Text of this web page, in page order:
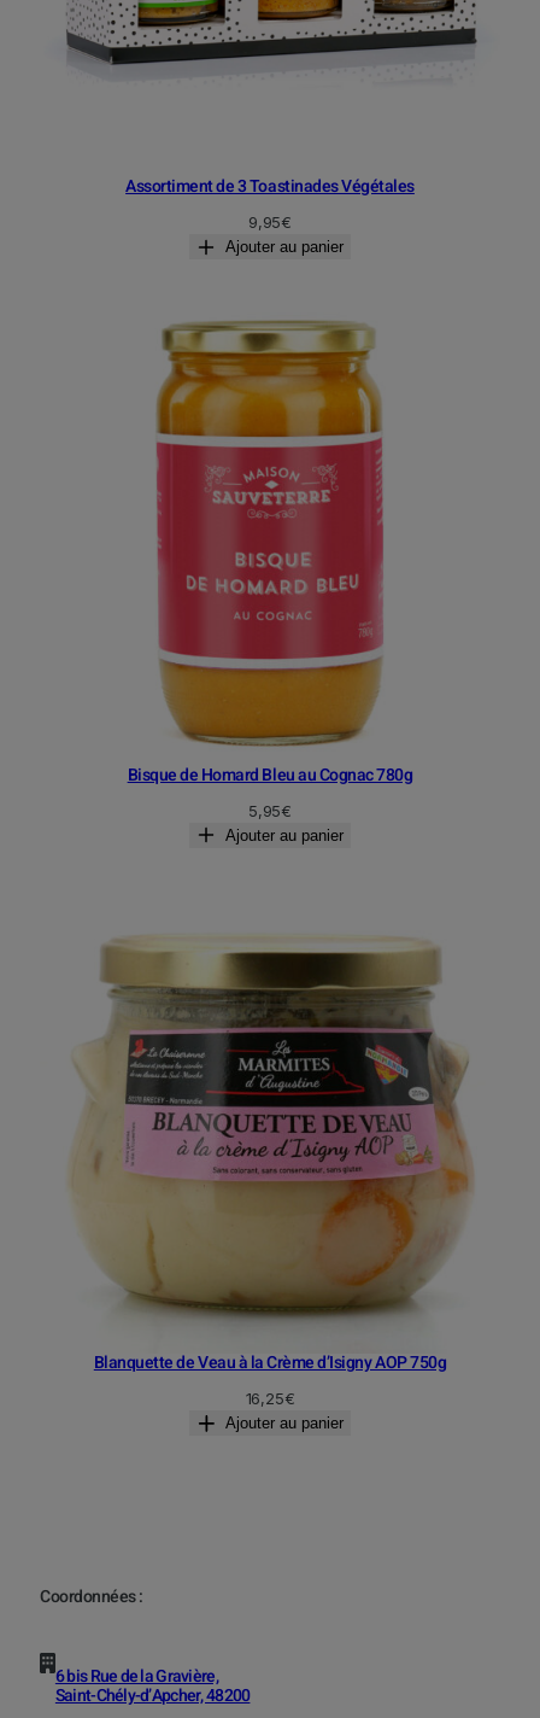
Assortiment de 3 Toastinades Végétales
9,95€
Ajouter au panier
Bisque de Homard Bleu au Cognac 780g
5,95€
Ajouter au panier
Blanquette de Veau à la Crème d’Isigny AOP 750g
16,25€
Ajouter au panier
Coordonnées :
6 bis Rue de la Gravière,
Saint-Chély-d’Apcher, 48200